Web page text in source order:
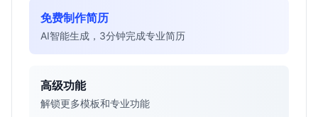
免费制作简历
AI智能生成，3分钟完成专业简历
高级功能
解锁更多模板和专业功能